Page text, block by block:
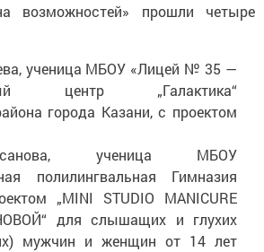
возможностей» прошли четыре
ученица МБОУ «Лицей № 35 —
центр „Галактика“
города Казани, с проектом
ученица МБОУ
полилингвальная Гимназия
„MINI STUDIO MANICURE
для слышащих и глухих
мужчин и женщин от 14 лет